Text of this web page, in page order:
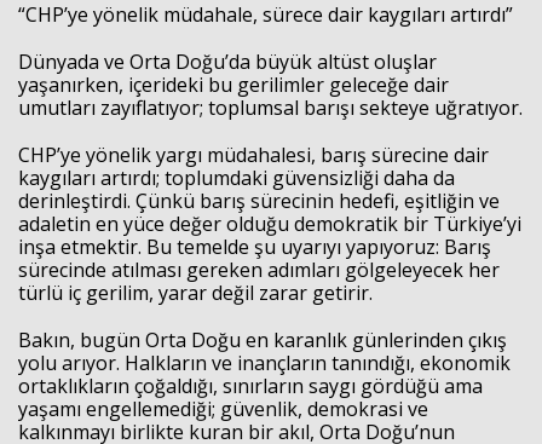
“CHP’ye yönelik müdahale, sürece dair kaygıları artırdı”
Dünyada ve Orta Doğu’da büyük altüst oluşlar
yaşanırken, içerideki bu gerilimler geleceğe dair
umutları zayıflatıyor; toplumsal barışı sekteye uğratıyor.
CHP’ye yönelik yargı müdahalesi, barış sürecine dair
kaygıları artırdı; toplumdaki güvensizliği daha da
derinleştirdi. Çünkü barış sürecinin hedefi, eşitliğin ve
adaletin en yüce değer olduğu demokratik bir Türkiye’yi
inşa etmektir. Bu temelde şu uyarıyı yapıyoruz: Barış
sürecinde atılması gereken adımları gölgeleyecek her
türlü iç gerilim, yarar değil zarar getirir.
Bakın, bugün Orta Doğu en karanlık günlerinden çıkış
yolu arıyor. Halkların ve inançların tanındığı, ekonomik
ortaklıkların çoğaldığı, sınırların saygı gördüğü ama
yaşamı engellemediği; güvenlik, demokrasi ve
kalkınmayı birlikte kuran bir akıl, Orta Doğu’nun